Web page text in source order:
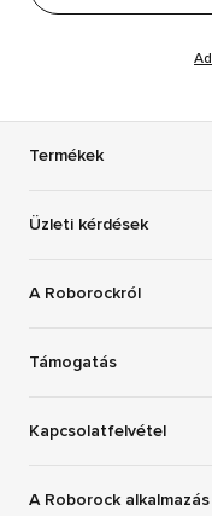
Termékek
Üzleti kérdések
A Roborockról
Támogatás
Kapcsolatfelvétel
A Roborock